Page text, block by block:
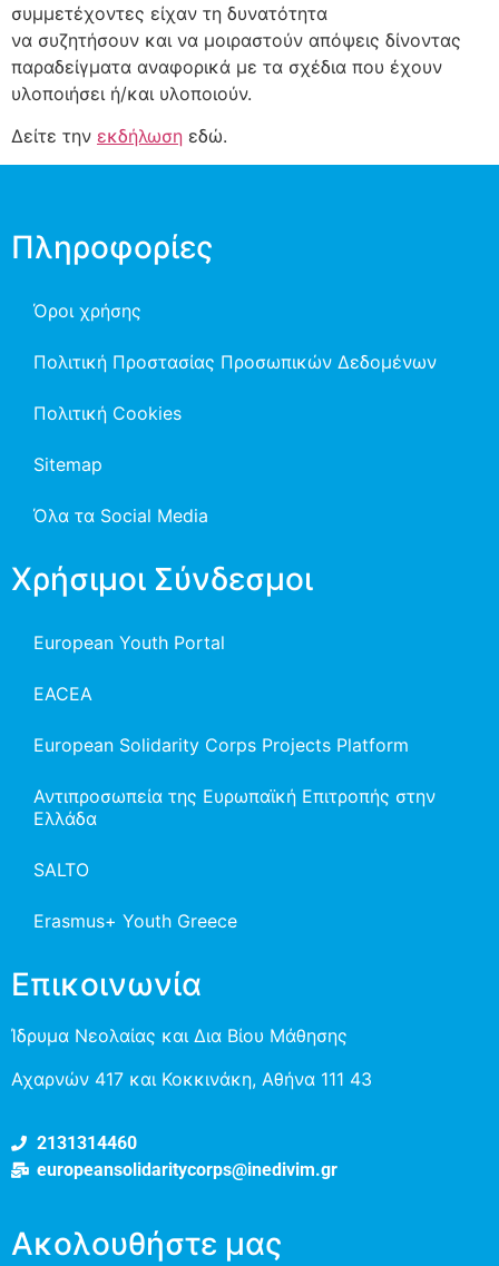
συμμετέχοντες είχαν τη δυνατότητα
να συζητήσουν και να μοιραστούν απόψεις δίνοντας
παραδείγματα αναφορικά με τα σχέδια που έχουν
υλοποιήσει ή/και υλοποιούν.
Δείτε την εκδήλωση εδώ.
Πληροφορίες
Όροι χρήσης
Πολιτική Προστασίας Προσωπικών Δεδομένων
Πολιτική Cookies
Sitemap
Όλα τα Social Media
Χρήσιμοι Σύνδεσμοι
European Youth Portal
EACEA
European Solidarity Corps Projects Platform
Αντιπροσωπεία της Ευρωπαϊκή Επιτροπής στην
Ελλάδα
SALTO
Erasmus+ Youth Greece
Επικοινωνία
Ίδρυμα Νεολαίας και Δια Βίου Μάθησης
Αχαρνών 417 και Κοκκινάκη, Αθήνα 111 43
2131314460
europeansolidaritycorps@inedivim.gr
Ακολουθήστε μας